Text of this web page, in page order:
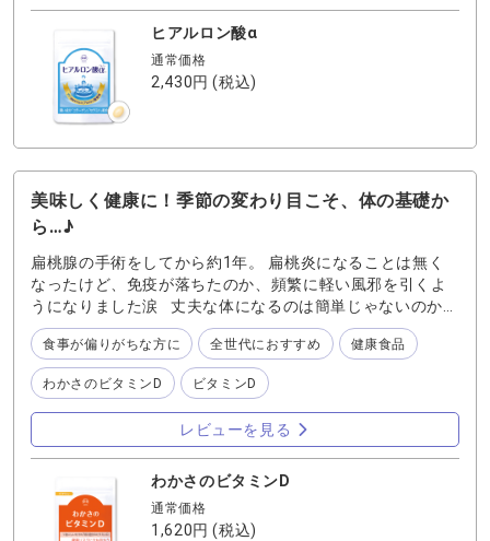
つきから赤く荒れている日もよくあったのですが、 ハリが
あったりカサつきが目立たなく。 よくよく考えてみたら、
この１年半ほど『わかさのヒアルロン酸』を定期で送って
ました！ 母にすかさず「肌調子いいな〜！送ってるサプリ
メント飲み続けてる？？」って聞いたところ、バッチリ毎
日飲んでいたみたいです♪ 皆さんもひとみ・肌ともにぜひ
ヒアルロン酸α
通常価格
2,430円(税込)
美味しく健康に！季節の変わり目こそ、体の基礎か
ら…♪
扁桃腺の手術をしてから約1年。 扁桃炎になることは無く
なったけど、免疫が落ちたのか、頻繁に軽い風邪を引くよ
うになりました涙 丈夫な体になるのは簡単じゃないのか
な〜〜と悩んでいた時に、 先輩から「ビタミンD飲んでみ
たら？」と！！ 「ビタミンD」は本来私たちがもつ体を守
る力を引き出し、強い体に導くサポートをしてくれる防御
ビタミン！！ 1粒に1日の摂取目安量の約3倍のビタミンDを
凝縮しているから、 普段の食事ではなかなか摂取できない
私にぴったりだなと思います♪ あと美味しいんです！！南
国フルーツ味なんで、おやつ感覚で食べてますよ〜〜 (食べ
過ぎ注意ですね笑) 気候変動が激しいこの頃。今だからこ
そおすすめしたい一品です！！
食事が偏りがちな方に 全世代におすすめ 健康食品
わかさのビタミンD ビタミンD
レビューを見る
わかさのビタミンD
通常価格
1,620円(税込)